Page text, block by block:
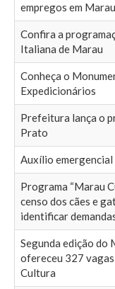
empregos em Marau
Confira a
Italiana de Marau
Conheça o
Expedicionários
Prefeitura lança o
Prato
Auxílio
Programa “Marau
censo dos cães e
identificar
Segunda edição do
ofereceu 327 vagas
Cultura